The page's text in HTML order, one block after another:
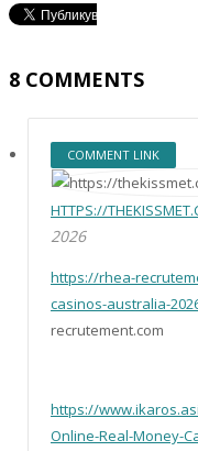
8 COMMENTS
COMMENT LINK
HTTPS://
2026
https://rhea-
casinos-australia-
recrutement.com
https://
Online-Real-Money-